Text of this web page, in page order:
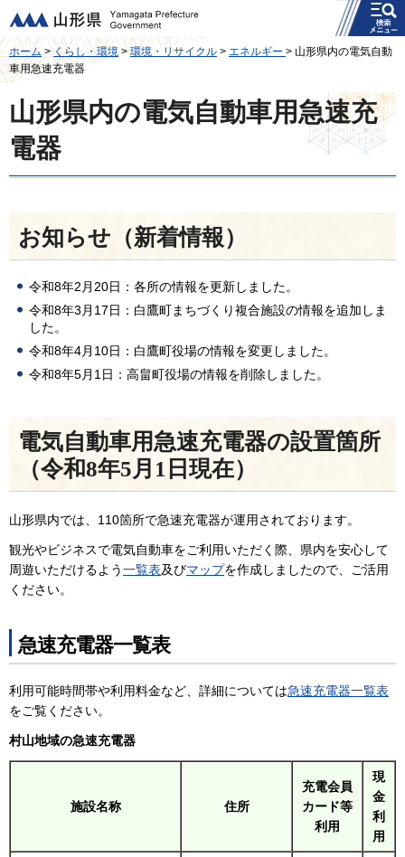
山形県
メニュー
ホーム>くらし・環境 >環境・リサイクル > エネルギー > 山形県内の電気自動
車用急速充電器
山形県内の電気自動車用急速充
電器
お知らせ（新着情報）
令和8年2月20日：各所の情報を更新しました。
令和8年3月17日：白鷹町まちづくり複合施設の情報を追加しま
した。
令和8年4月10日：白鷹町役場の情報を変更しました。
令和8年5月1日：高畠町役場の情報を削除しました。
電気自動車用急速充電器の設置箇所
（令和8年5月1日現在）
山形県内では、110箇所で急速充電器が運用されております。
観光やビジネスで電気自動車をご利用いただく際、県内を安心して
周遊いただけるよう一覧表及びマップを作成しましたので、ご活用
ください。
急速充電器一覧表
利用可能時間帯や利用料金など、詳細については急速充電器一覧表
をご覧ください。
村山地域の急速充電器
施設名称 住所
充電会員
カード等
利用
現
金
利
用